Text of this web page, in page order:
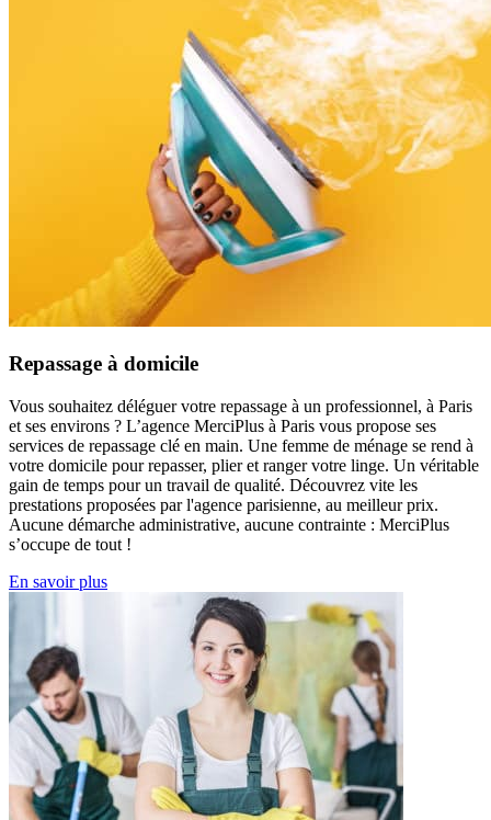
Repassage à domicile
Vous souhaitez déléguer votre repassage à un professionnel, à Paris
et ses environs ? L’agence MerciPlus à Paris vous propose ses
services de repassage clé en main. Une femme de ménage se rend à
votre domicile pour repasser, plier et ranger votre linge. Un véritable
gain de temps pour un travail de qualité. Découvrez vite les
prestations proposées par l'agence parisienne, au meilleur prix.
Aucune démarche administrative, aucune contrainte : MerciPlus
s’occupe de tout !
En savoir plus